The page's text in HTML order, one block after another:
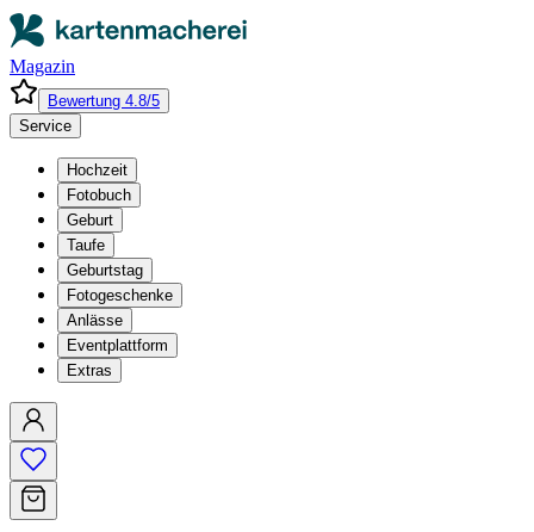
Magazin
Bewertung 4.8/5
Service
Hochzeit
Fotobuch
Geburt
Taufe
Geburtstag
Fotogeschenke
Anlässe
Eventplattform
Extras